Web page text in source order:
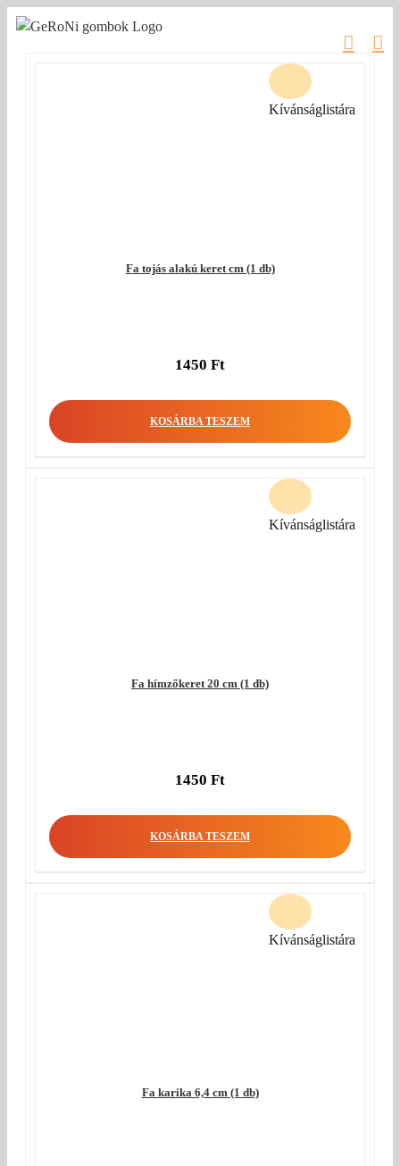
Kihagyás
Fa tojás alakú keret cm (1 db)
1450 Ft
KOSÁRBA TESZEM
Kívánságlistára
Fa hímzőkeret 20 cm (1 db)
1450 Ft
KOSÁRBA TESZEM
Kívánságlistára
Fa karika 6,4 cm (1 db)
Kívánságlistára